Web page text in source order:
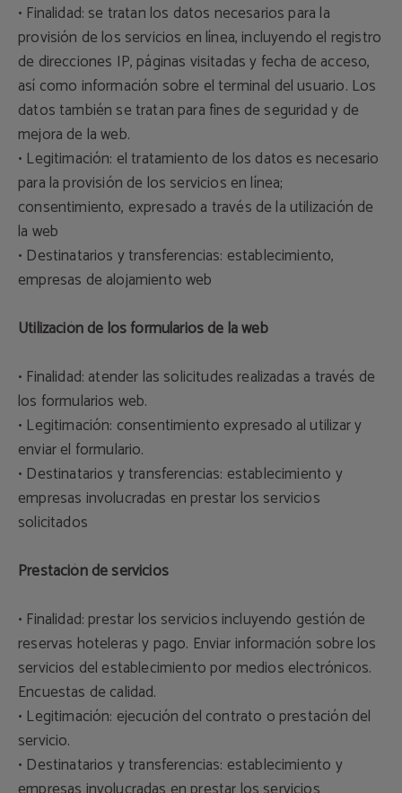
• Finalidad: se tratan los datos necesarios para la
provisión de los servicios en línea, incluyendo el registro
de direcciones IP, páginas visitadas y fecha de acceso,
así como información sobre el terminal del usuario. Los
datos también se tratan para fines de seguridad y de
mejora de la web.
• Legitimación: el tratamiento de los datos es necesario
para la provisión de los servicios en línea;
consentimiento, expresado a través de la utilización de
la web
• Destinatarios y transferencias: establecimiento,
empresas de alojamiento web
Utilización de los formularios de la web
• Finalidad: atender las solicitudes realizadas a través de
los formularios web.
• Legitimación: consentimiento expresado al utilizar y
enviar el formulario.
• Destinatarios y transferencias: establecimiento y
empresas involucradas en prestar los servicios
solicitados
Prestación de servicios
• Finalidad: prestar los servicios incluyendo gestión de
reservas hoteleras y pago. Enviar información sobre los
servicios del establecimiento por medios electrónicos.
Encuestas de calidad.
• Legitimación: ejecución del contrato o prestación del
servicio.
• Destinatarios y transferencias: establecimiento y